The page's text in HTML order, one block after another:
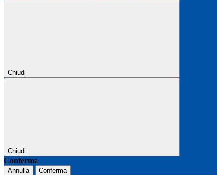
Chiudi
Chiudi
Conferma
Annulla Conferma